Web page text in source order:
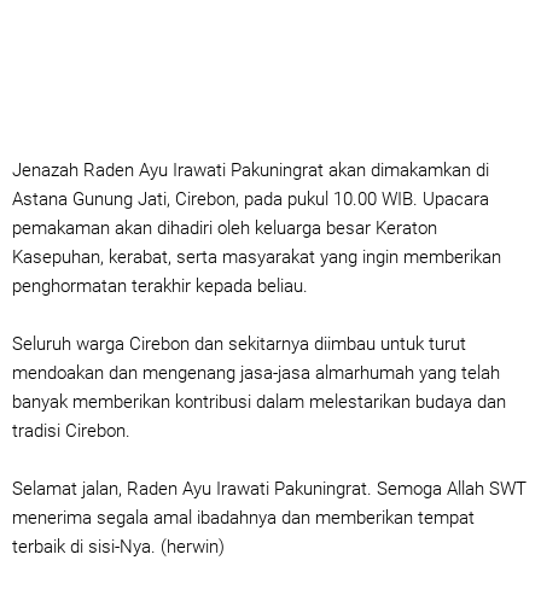
Jenazah Raden Ayu Irawati Pakuningrat akan dimakamkan di
Astana Gunung Jati, Cirebon, pada pukul 10.00 WIB. Upacara
pemakaman akan dihadiri oleh keluarga besar Keraton
Kasepuhan, kerabat, serta masyarakat yang ingin memberikan
penghormatan terakhir kepada beliau.
Seluruh warga Cirebon dan sekitarnya diimbau untuk turut
mendoakan dan mengenang jasa-jasa almarhumah yang telah
banyak memberikan kontribusi dalam melestarikan budaya dan
tradisi Cirebon.
Selamat jalan, Raden Ayu Irawati Pakuningrat. Semoga Allah SWT
menerima segala amal ibadahnya dan memberikan tempat
terbaik di sisi-Nya. (herwin)